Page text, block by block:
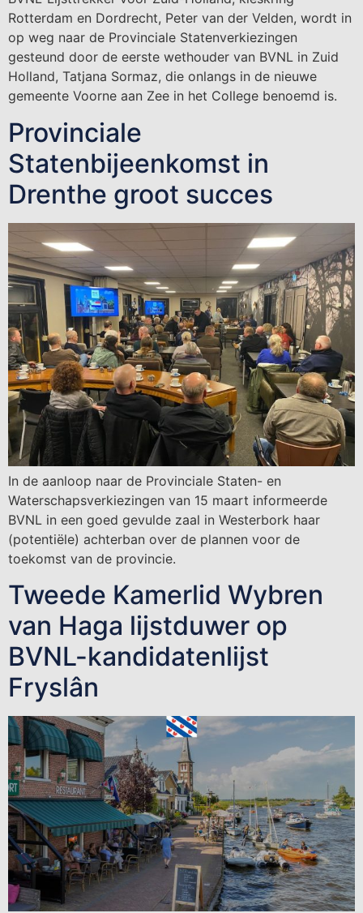
Rotterdam en Dordrecht, Peter van der Velden, wordt in
op weg naar de Provinciale Statenverkiezingen
gesteund door de eerste wethouder van BVNL in Zuid
Holland, Tatjana Sormaz, die onlangs in de nieuwe
gemeente Voorne aan Zee in het College benoemd is.
Provinciale
Statenbijeenkomst in
Drenthe groot succes
In de aanloop naar de Provinciale Staten- en
Waterschapsverkiezingen van 15 maart informeerde
BVNL in een goed gevulde zaal in Westerbork haar
(potentiële) achterban over de plannen voor de
toekomst van de provincie.
Tweede Kamerlid Wybren
van Haga lijstduwer op
BVNL-kandidatenlijst
Fryslân